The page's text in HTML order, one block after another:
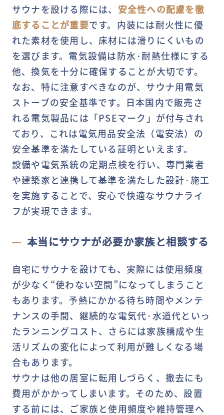
サウナを設ける際には、 安全性への配慮を徹
底することが重要です。内装には耐火性に優
れた素材を使用し、床材には滑りにくいもの
を選びます。電気設備は防水·耐熱仕様にする
他、換気を十分に確保することが大切です。
なお、特に注意すべきなのが、サウナ用電気
ストーブの安全基準です。日本国内で販売さ
れる電気製品には「PSEマーク」が付与され
ており、これは電気用品安全法（電安法）の
安全基準を満たしている証明といえます。
設備や電気系統の定期点検を行い、専門業者
や建築家と連携して基準を満たした設計·施工
を実施することで、安心で快適なサウナライ
フが実現できます。
本当にサウナが必要か家族と相談する
自宅にサウナを設けても、実際には使用頻度
が少なく“使わない空間”になってしまうこと
もあります。予熱にかかる待ち時間やメンテ
ナンスの手間、継続的な電気代·水道代といっ
たランニングコスト、さらには家族構成や生
活リズムの変化によって利用が難しくなる場
合もあります。
サウナは他の居室に転用しづらく、撤去にも
費用がかかってしまいます。そのため、設置
する前には、ご家族と使用頻度や維持管理へ